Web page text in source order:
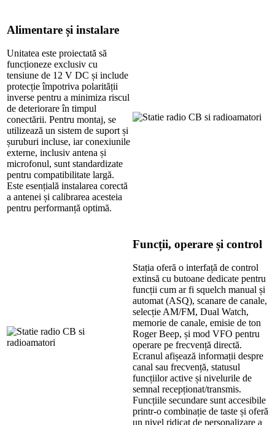
Alimentare și instalare
Unitatea este proiectată să
funcționeze exclusiv cu
tensiune de 12 V DC și include
protecție împotriva polarității
inverse pentru a minimiza riscul
de deteriorare în timpul
conectării. Pentru montaj, se
utilizează un sistem de suport și
șuruburi incluse, iar conexiunile
externe, inclusiv antena și
microfonul, sunt standardizate
pentru compatibilitate largă.
Este esențială instalarea corectă
a antenei și calibrarea acesteia
pentru performanță optimă.
Funcții, operare și control
Stația oferă o interfață de control
extinsă cu butoane dedicate pentru
funcții cum ar fi squelch manual și
automat (ASQ), scanare de canale,
selecție AM/FM, Dual Watch,
memorie de canale, emisie de ton
Roger Beep, și mod VFO pentru
operare pe frecvență directă.
Ecranul afișează informații despre
canal sau frecvență, statusul
funcțiilor active și nivelurile de
semnal recepționat/transmis.
Funcțiile secundare sunt accesibile
printr-o combinație de taste și oferă
un nivel ridicat de personalizare a